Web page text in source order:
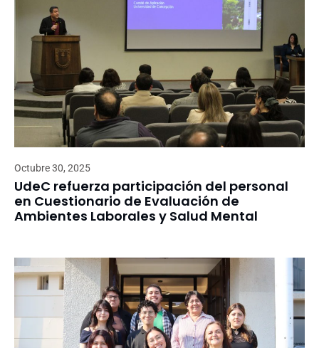
Octubre 30, 2025
UdeC refuerza participación del personal
en Cuestionario de Evaluación de
Ambientes Laborales y Salud Mental